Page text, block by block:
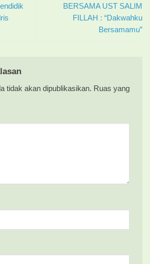
BERSAMA UST SALIM
FILLAH : “Dakwahku
Bersamamu”
tidak akan dipublikasikan. Ruas yang